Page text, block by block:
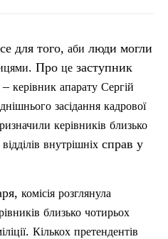
для того, аби люди могли
. Про це заступник
– керівник апарату Сергій
засідання кадрової
керівників близько
відділів внутрішніх справ у
комісія розглянула
близько чотирьох
. Кількох претендентів